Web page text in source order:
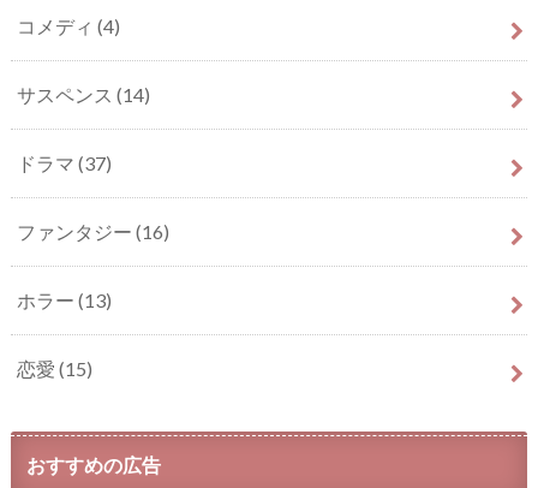
コメディ (4)
サスペンス (14)
ドラマ (37)
ファンタジー (16)
ホラー (13)
恋愛 (15)
おすすめの広告